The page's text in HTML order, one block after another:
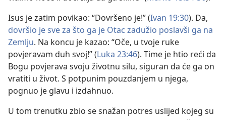
Isus je zatim povikao: “Dovršeno je!” (Ivan 19:30). Da,
dovršio je sve za što ga je Otac zadužio poslavši ga na
Zemlju. Na koncu je kazao: “Oče, u tvoje ruke
povjeravam duh svoj!” (Luka 23:46). Time je htio reći da
Bogu povjerava svoju životnu silu, siguran da će ga on
vratiti u život. S potpunim pouzdanjem u njega,
pognuo je glavu i izdahnuo.
U tom trenutku zbio se snažan potres uslijed kojeg su